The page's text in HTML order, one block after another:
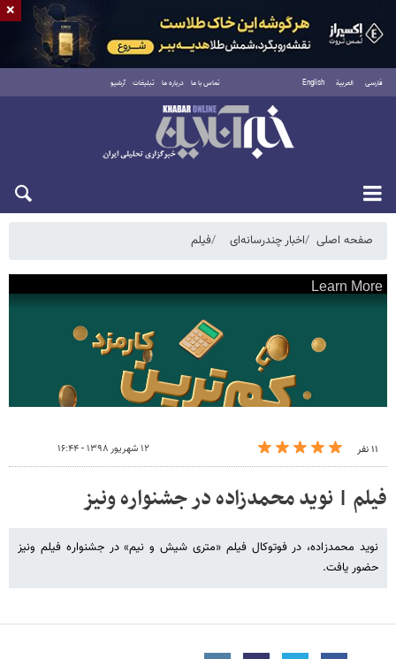
فارسی العربية English تماس با ما درباره ما تبلیغات آرشیو
شنبه ۱۷ مرداد ۱۴۰۵
صفحه اصلی اخبار چندرسانه‌ای فیلم
۱۱ نفر ۱۲ شهریور ۱۳۹۸ - ۱۶:۴۴
فیلم | نوید محمدزاده در جشنواره ونیز
نوید محمدزاده، در فوتوکال فیلم «متری شیش و نیم» در جشنواره فیلم ونیز
حضور یافت.
×